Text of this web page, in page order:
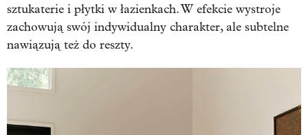
sztukaterie i płytki w łazienkach. W efekcie wystroje
zachowują swój indywidualny charakter, ale subtelne
nawiązują też do reszty.